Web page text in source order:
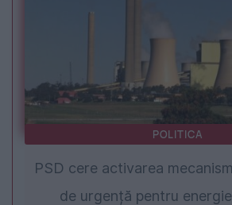
POLITICA
PSD cere activarea
de urgență pentru